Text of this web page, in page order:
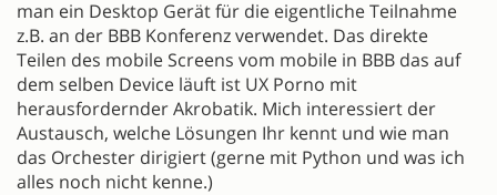
man ein Desktop Gerät für die eigentliche Teilnahme
z.B. an der BBB Konferenz verwendet. Das direkte
Teilen des mobile Screens vom mobile in BBB das auf
dem selben Device läuft ist UX Porno mit
herausfordernder Akrobatik. Mich interessiert der
Austausch, welche Lösungen Ihr kennt und wie man
das Orchester dirigiert (gerne mit Python und was ich
alles noch nicht kenne.)